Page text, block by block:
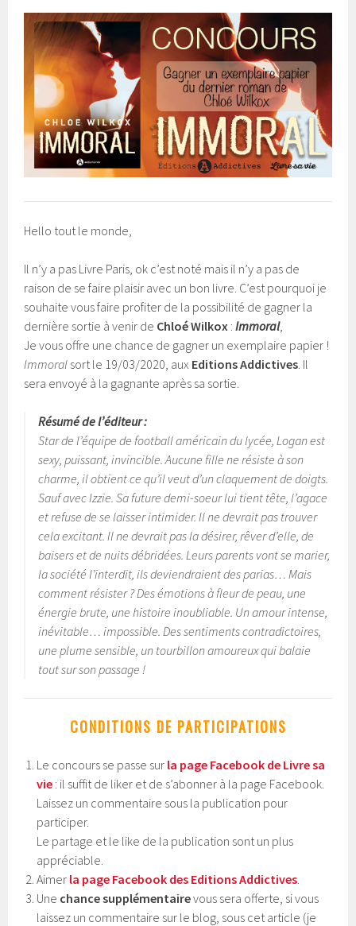
Hello tout le monde,
Il n’y a pas Livre Paris, ok c’est noté mais il n’y a pas de
raison de se faire plaisir avec un bon livre. C’est pourquoi je
souhaite vous faire profiter de la possibilité de gagner la
dernière sortie à venir de Chloé Wilkox :Immoral,
Je vous offre une chance de gagner un exemplaire papier !
Immoral sort le 19/03/2020, aux Editions Addictives . Il
sera envoyé à la gagnante après sa sortie.
Résumé de l’éditeur :
Star de l’équipe de football américain du lycée, Logan est
sexy, puissant, invincible. Aucune fille ne résiste à son
charme, il obtient ce qu’il veut d’un claquement de doigts.
Sauf avec Izzie. Sa future demi-soeur lui tient tête, l’agace
et refuse de se laisser intimider. Il ne devrait pas trouver
cela excitant. Il ne devrait pas la désirer, rêver d’elle, de
baisers et de nuits débridées. Leurs parents vont se marier,
la société l’interdit, ils deviendraient des parias… Mais
comment résister ? Des émotions à fleur de peau, une
énergie brute, une histoire inoubliable. Un amour intense,
inévitable… impossible. Des sentiments contradictoires,
une plume sensible, un tourbillon amoureux qui balaie
tout sur son passage !
CONDITIONS DE PARTICIPATIONS
Le concours se passe sur la page Facebook de Livre sa
vie : il suffit de liker et de s’abonner à la page Facebook.
Laissez un commentaire sous la publication pour
participer.
Le partage et le like de la publication sont un plus
appréciable.
Aimer la page Facebook des Editions Addictives
Une chance supplémentairevous sera offerte, si vous
laissez un commentaire sur le blog, sous cet article (je